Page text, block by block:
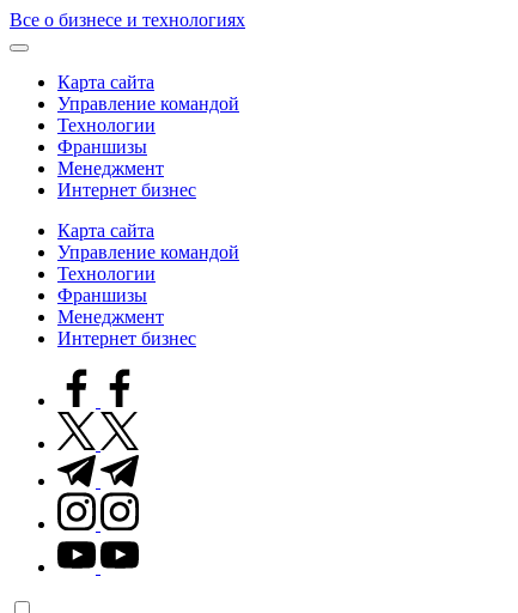
Skip
to
Все о бизнесе и технологиях
Карта сайта
Управление командой
Технологии
Франшизы
Менеджмент
Интернет бизнес
Карта сайта
Управление командой
Технологии
Франшизы
Менеджмент
Интернет бизнес
facebook.com
twitter.com
t.me
instagram.com
youtube.com